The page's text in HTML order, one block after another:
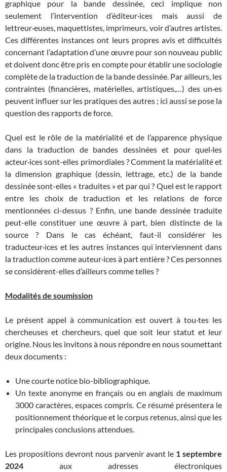
graphique pour la bande dessinée, ceci implique non
seulement l’intervention d’éditeur·ices mais aussi de
lettreur·euses, maquettistes, imprimeurs, voir d’autres artistes.
Ces différentes instances ont leurs propres avis et difficultés
concernant l’adaptation d’une œuvre pour son nouveau public
et doivent donc être pris en compte pour établir une sociologie
complète de la traduction de la bande dessinée. Par ailleurs, les
contraintes (financières, matérielles, artistiques,…) des un·es
peuvent influer sur les pratiques des autres ; ici aussi se pose la
question des rapports de force.
Quel est le rôle de la matérialité et de l’apparence physique
dans la traduction de bandes dessinées et pour quel·les
acteur·ices sont-elles primordiales ? Comment la matérialité et
la dimension graphique (dessin, lettrage, etc.) de la bande
dessinée sont-elles « traduites » et par qui ? Quel est le rapport
entre les choix de traduction et les relations de force
mentionnées ci-dessus ? Enfin, une bande dessinée traduite
peut-elle constituer une œuvre à part, bien distincte de la
source ? Dans le cas échéant, faut-il considérer les
traducteur·ices et les autres instances qui interviennent dans
la traduction comme auteur·ices à part entière ? Ces personnes
se considèrent-elles d’ailleurs comme telles ?
Modalités de soumission
Le présent appel à communication est ouvert à tou·tes les
chercheuses et chercheurs, quel que soit leur statut et leur
origine. Nous les invitons à nous répondre en nous soumettant
deux documents :
Une courte notice bio-bibliographique.
Un texte anonyme en français ou en anglais de maximum
3000 caractères, espaces compris. Ce résumé présentera le
positionnement théorique et le corpus retenus, ainsi que les
principales conclusions attendues.
Les propositions devront nous parvenir avant le 1 septembre
2024 aux adresses électroniques